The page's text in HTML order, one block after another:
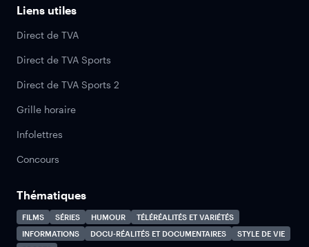
Liens utiles
Direct de TVA
Direct de TVA Sports
Direct de TVA Sports 2
Grille horaire
Infolettres
Concours
Thématiques
FILMS SÉRIES HUMOUR
TÉLÉRÉALITÉS ET VARIÉTÉS
INFORMATIONS
DOCU-RÉALITÉS ET DOCUMENTAIRES
STYLE DE VIE